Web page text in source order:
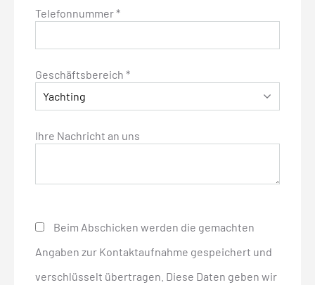
Telefonnummer *
Geschäftsbereich *
Ihre Nachricht an uns
Beim Abschicken werden die gemachten
Angaben zur Kontaktaufnahme gespeichert und
verschlüsselt übertragen. Diese Daten geben wir